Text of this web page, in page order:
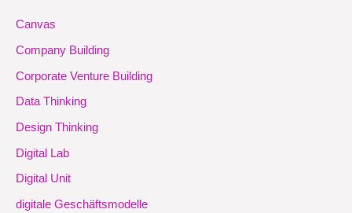
Canvas
Company Building
Corporate Venture Building
Data Thinking
Design Thinking
Digital Lab
Digital Unit
digitale Geschäftsmodelle